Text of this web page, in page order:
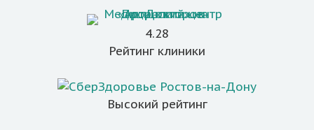
4.28
Рейтинг клиники
Высокий рейтинг